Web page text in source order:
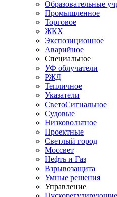
Образовательные
Промышленное
Торговое
ЖКХ
Экспозиционное
Аварийное
Специальное
УФ облучатели
РЖД
Тепличное
Указатели
СветоСигнальное
Судовые
Низковольтное
Проектные
Светлый город
Моссвет
Нефть и Газ
Взрывозащита
Умные решения
Управление